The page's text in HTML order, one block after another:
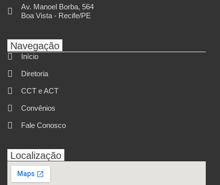
Av. Manoel Borba, 564
Boa Vista - Recife/PE
Navegação
Início
Diretoria
CCT e ACT
Convênios
Fale Conosco
Localização